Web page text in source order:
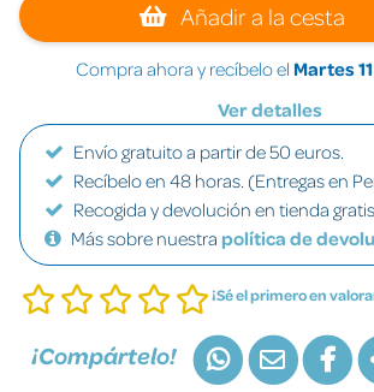
Añadir a la cesta
Compra ahora y recíbelo el Martes
Ver detalles
Envío gratuito a partir de 50 euros.
Recíbelo en 48 horas. (Entregas en
Recogida y devolución en tienda
Más sobre nuestra política de
¡Sé el primero en
¡Compártelo!